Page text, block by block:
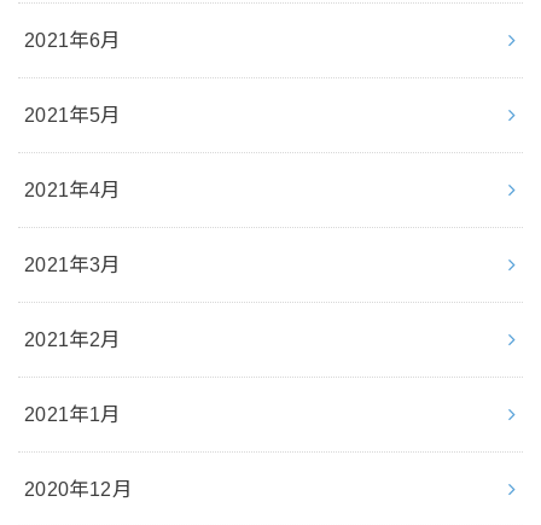
2021年6月
2021年5月
2021年4月
2021年3月
2021年2月
2021年1月
2020年12月